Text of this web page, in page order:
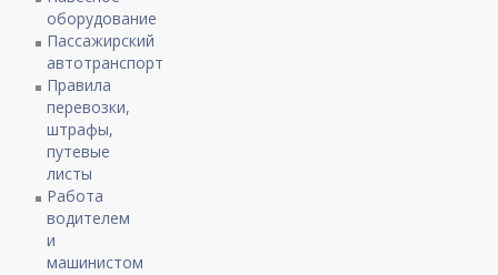
оборудование
Пассажирский
автотранспорт
Правила
перевозки,
штрафы,
путевые
листы
Работа
водителем
и
машинистом